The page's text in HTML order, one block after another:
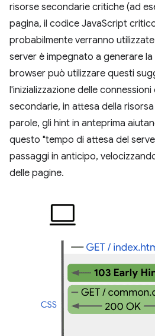
risorse secondarie critiche (ad
pagina, il codice JavaScript
probabilmente verranno
server è impegnato a generare
browser può utilizzare questi
l'inizializzazione delle
secondarie, in attesa della
parole, gli hint in anteprima
questo "tempo di attesa del
passaggi in anticipo,
delle pagine.